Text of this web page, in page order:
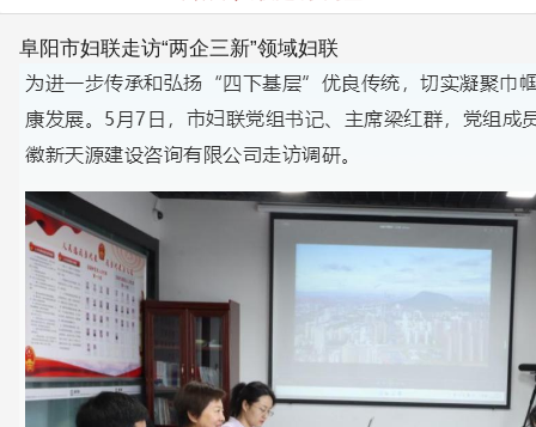
阜阳市妇联走访“两企三新”领域妇联